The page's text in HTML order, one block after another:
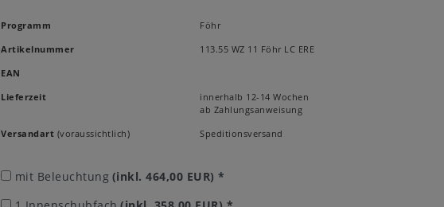
Programm
Föhr
Artikelnummer
113.55 WZ 11 Föhr LC ERE
EAN
Lieferzeit
innerhalb 12-14 Wochen
ab Zahlungsanweisung
Versandart (voraussichtlich) Speditionsversand
mit Beleuchtung (inkl. 464,00 EUR) *